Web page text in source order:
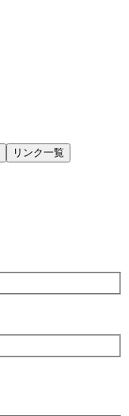
リンク一覧